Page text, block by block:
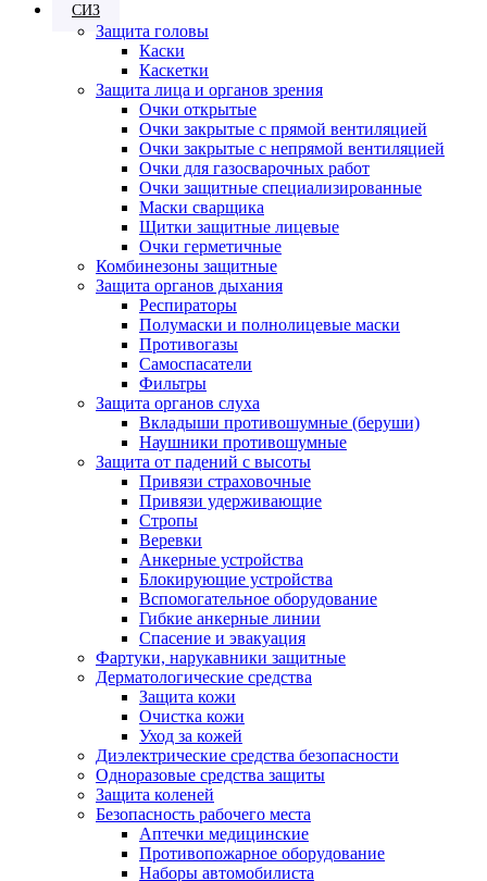
СИЗ
Защита головы
Каски
Каскетки
Защита лица и органов зрения
Очки открытые
Очки закрытые с прямой вентиляцией
Очки закрытые с непрямой вентиляцией
Очки для газосварочных работ
Очки защитные специализированные
Маски сварщика
Щитки защитные лицевые
Очки герметичные
Комбинезоны защитные
Защита органов дыхания
Респираторы
Полумаски и полнолицевые маски
Противогазы
Самоспасатели
Фильтры
Защита органов слуха
Вкладыши противошумные (беруши)
Наушники противошумные
Защита от падений с высоты
Привязи страховочные
Привязи удерживающие
Стропы
Веревки
Анкерные устройства
Блокирующие устройства
Вспомогательное оборудование
Гибкие анкерные линии
Спасение и эвакуация
Фартуки, нарукавники защитные
Дерматологические средства
Защита кожи
Очистка кожи
Уход за кожей
Диэлектрические средства безопасности
Одноразовые средства защиты
Защита коленей
Безопасность рабочего места
Аптечки медицинские
Противопожарное оборудование
Наборы автомобилиста